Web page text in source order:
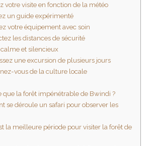
votre visite en fonction de la météo
un guide expérimenté
votre équipement avec soin
les distances de sécurité
calme et silencieux
une excursion de plusieurs jours
vous de la culture locale
que la forêt impénétrable de Bwindi ?
se déroule un safari pour observer les
la meilleure période pour visiter la forêt de